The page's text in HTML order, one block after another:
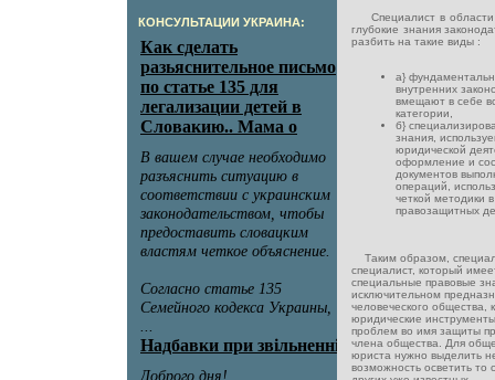
КОНСУЛЬТАЦИИ УКРАИНА:
Специалист в области
глубокие знания
разбить на такие виды :
а}
внутренних
вмещают в себе
категории,
б}
знания,
юридической
оформление и
документов
операций,
четкой методики
правозащитных
Таким образом,
специалист, который
специальные правовые
исключительном
человеческого общества,
юридические
проблем во имя защиты
члена общества. Для
юриста нужно выделить
возможность осветить то